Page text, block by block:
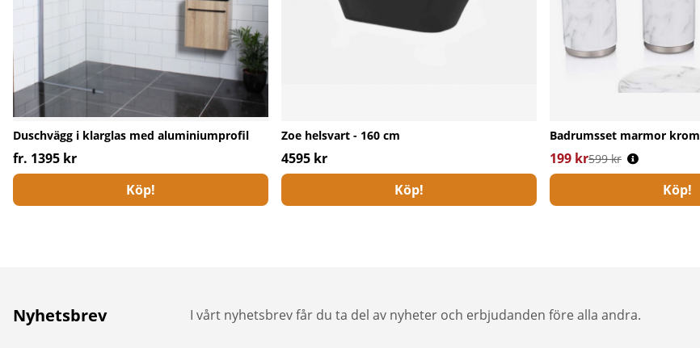
Duschvägg i klarglas med aluminiumprofil
fr. 1395 kr
Köp!
Zoe helsvart - 160 cm
4595 kr
Köp!
Badrumsset marmor krom
199 kr
Ordinarie pris:
599 kr
Köp!
Nyhetsbrev I vårt nyhetsbrev får du ta del av nyheter och erbjudanden före alla andra.